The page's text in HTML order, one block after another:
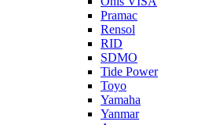
Pramac
Rensol
RID
SDMO
Tide Power
Toyo
Yamaha
Yanmar